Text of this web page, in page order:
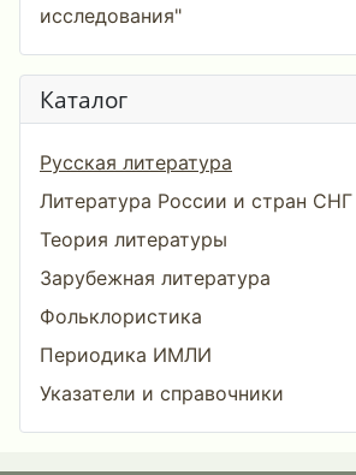
исследования"
Каталог
Русская литература
Литература России и стран СНГ
Теория литературы
Зарубежная литература
Фольклористика
Периодика ИМЛИ
Указатели и справочники